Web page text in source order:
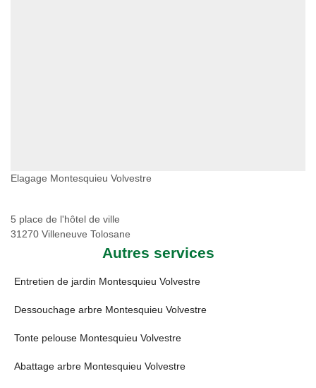
Elagage Montesquieu Volvestre
5 place de l'hôtel de ville
31270 Villeneuve Tolosane
Autres services
Entretien de jardin Montesquieu Volvestre
Dessouchage arbre Montesquieu Volvestre
Tonte pelouse Montesquieu Volvestre
Abattage arbre Montesquieu Volvestre